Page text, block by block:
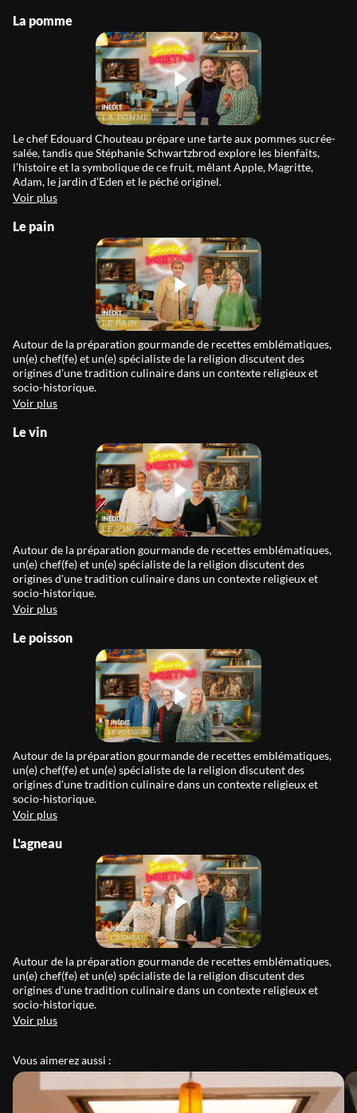
La pomme
Le chef Edouard Chouteau prépare une tarte aux pommes sucrée-
salée, tandis que Stéphanie Schwartzbrod explore les bienfaits,
l’histoire et la symbolique de ce fruit, mêlant Apple, Magritte,
Adam, le jardin d’Eden et le péché originel.
Voir plus
Le pain
Autour de la préparation gourmande de recettes emblématiques,
un(e) chef(fe) et un(e) spécialiste de la religion discutent des
origines d'une tradition culinaire dans un contexte religieux et
socio-historique.
Voir plus
Le vin
Autour de la préparation gourmande de recettes emblématiques,
un(e) chef(fe) et un(e) spécialiste de la religion discutent des
origines d'une tradition culinaire dans un contexte religieux et
socio-historique.
Voir plus
Le poisson
Autour de la préparation gourmande de recettes emblématiques,
un(e) chef(fe) et un(e) spécialiste de la religion discutent des
origines d'une tradition culinaire dans un contexte religieux et
socio-historique.
Voir plus
L'agneau
Autour de la préparation gourmande de recettes emblématiques,
un(e) chef(fe) et un(e) spécialiste de la religion discutent des
origines d'une tradition culinaire dans un contexte religieux et
socio-historique.
Voir plus
Vous aimerez aussi :